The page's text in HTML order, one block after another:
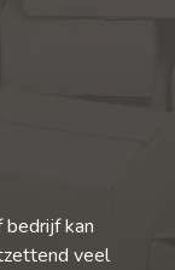
bedrijf kan
veel